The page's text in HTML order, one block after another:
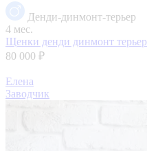
Денди-динмонт-терьер
4 мес.
Щенки денди динмонт терьер
80 000 ₽
Елена
Заводчик